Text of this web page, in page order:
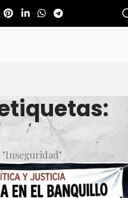
"Inseguridad"